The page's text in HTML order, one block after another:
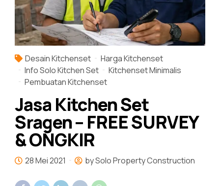
Desain Kitchenset
Harga Kitchenset
Info Solo Kitchen Set
Kitchenset Minimalis
Pembuatan Kitchenset
Jasa Kitchen Set
Sragen – FREE SURVEY
& ONGKIR
28 Mei 2021 by Solo Property Construction